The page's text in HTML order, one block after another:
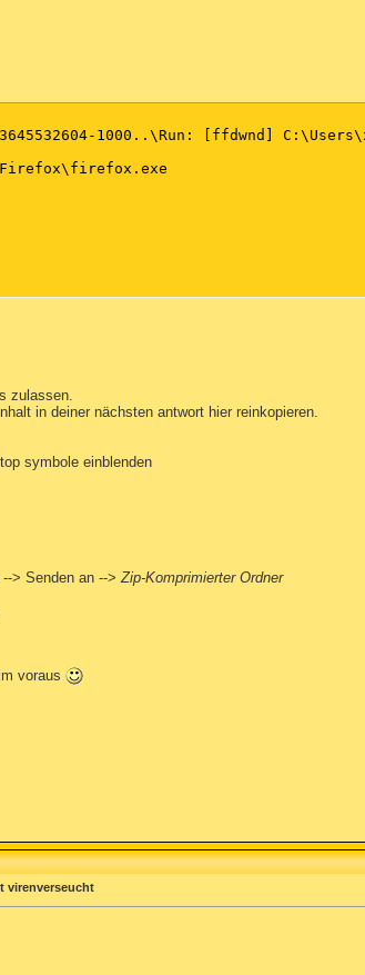
3645532604-1000..\Run: [ffdwnd]
zulassen.
in deiner nächsten antwort hier reinkopieren.
symbole einblenden
--> Senden an --> Zip-Komprimierter Ordner
voraus
virenverseucht